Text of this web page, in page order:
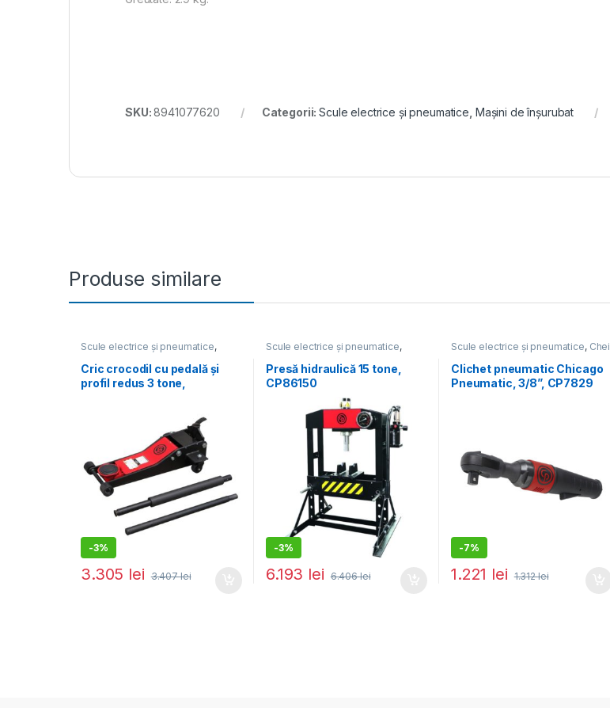
SKU:8941077620 Categorii:Scule electrice și pneumatice Mașini de înșurubat
Produse similare
Scule electrice și pneumatice,
Echipamente service auto
Cric crocodil cu pedală și
profil redus 3 tone,
-3%
3.305 lei 3.407lei
Scule electrice și pneumatice,
Echipamente service auto
Presă hidraulică 15 tone,
CP86150
-3%
6.193 lei 6.406lei
Scule electrice și pneumatice, Chei
Clichet pneumatic Chicago
Pneumatic, 3/8”, CP7829
-7%
1.221 lei 1.312lei